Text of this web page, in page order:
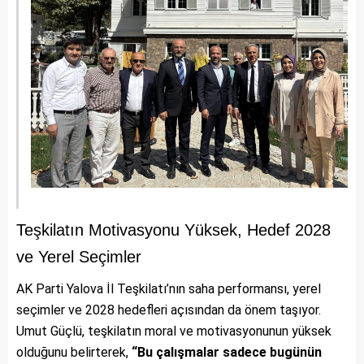
Teşkilatın Motivasyonu Yüksek, Hedef 2028
ve Yerel Seçimler
AK Parti Yalova İl Teşkilatı’nın saha performansı, yerel
seçimler ve 2028 hedefleri açısından da önem taşıyor.
Umut Güçlü, teşkilatın moral ve motivasyonunun yüksek
olduğunu belirterek, “Bu çalışmalar sadece bugünün